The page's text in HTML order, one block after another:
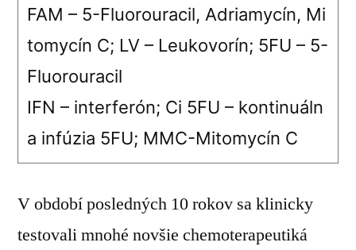
FAM – 5-Fluorouracil, Adriamycín, Mi
tomycín C; LV – Leukovorín; 5FU – 5-
Fluorouracil
IFN – interferón; Ci 5FU – kontinuáln
a infúzia 5FU; MMC-Mitomycín C
V období posledných 10 rokov sa klinicky
testovali mnohé novšie chemoterapeutiká